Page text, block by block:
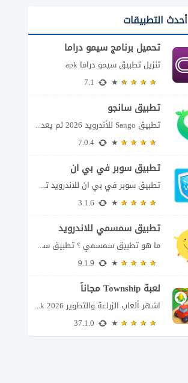
أحدث التطبيقات
تحميل برنامج سيمو دراما
للاندرويد
تنزيل تطبيق سيمو دراما apk
تطبيق سانجو
تطبيق Sango للأندرويد 2026 لم يعد تطبيق سانجو Sango مجرد مساحة لإرسال الرسائل أو...
تطبيق سوبر في بي ان
تطبيق سوبر في بي ان للاندرويد تطبيق سوبر في بي ان من تطبيقات الشبكات...
تطبيق سمسمي للاندرويد
ما هو تطبيق سمسمي ؟ تطبيق سمسمي للاندرويد SimSimi هو برنامج دردشة افتراضية يسمح...
لعبة Township مجاناً
اشهر ألعاب الزراعة والتطوير Township apk 2026 إذا كنت تحب ألعاب الزراعة وبناء المدن،...